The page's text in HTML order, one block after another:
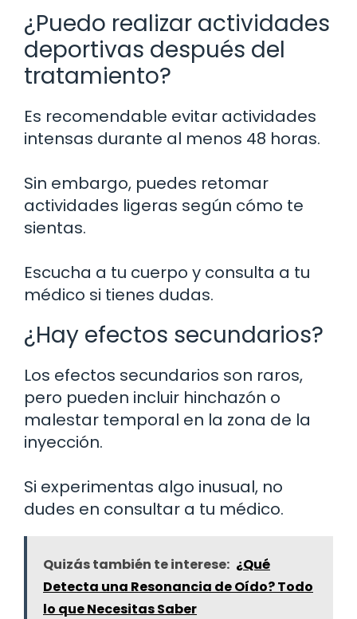
¿Puedo realizar actividades
deportivas después del
tratamiento?
Es recomendable evitar actividades
intensas durante al menos 48 horas.
Sin embargo, puedes retomar
actividades ligeras según cómo te
sientas.
Escucha a tu cuerpo y consulta a tu
médico si tienes dudas.
¿Hay efectos secundarios?
Los efectos secundarios son raros,
pero pueden incluir hinchazón o
malestar temporal en la zona de la
inyección.
Si experimentas algo inusual, no
dudes en consultar a tu médico.
Quizás también te interese: ¿Qué
Detecta una Resonancia de Oído? Todo
lo que Necesitas Saber